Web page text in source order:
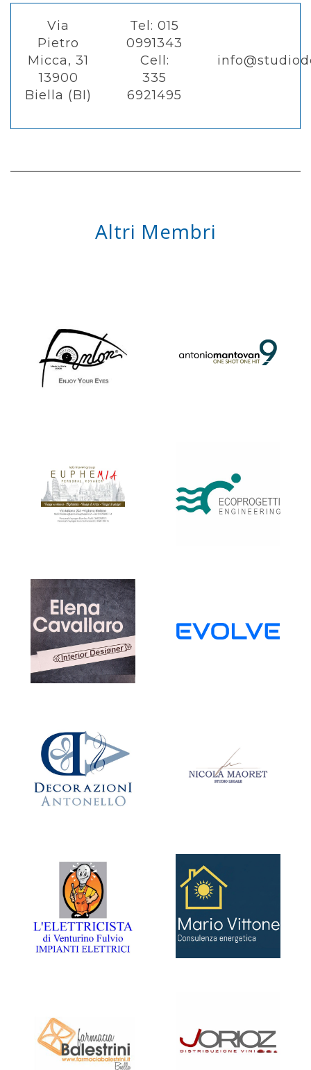
Via
Pietro
Micca, 31
13900
Biella (BI)
Tel: 015
0991343
Cell:
335
6921495
Altri Membri